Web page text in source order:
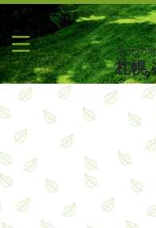
地元の
札幌